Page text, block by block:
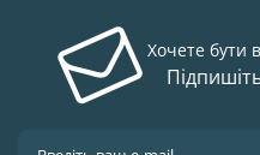
Хочете бути